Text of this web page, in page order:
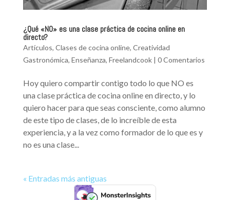
¿Qué «NO» es una clase práctica de cocina online en
directo?
Artículos, Clases de cocina online, Creatividad
Gastronómica, Enseñanza, Freelandcook| 0 Comentarios
Hoy quiero compartir contigo todo lo que NO es
una clase práctica de cocina online en directo, y lo
quiero hacer para que seas consciente, como alumno
de este tipo de clases, de lo increíble de esta
experiencia, y a la vez como formador de lo que es y
no es una clase...
« Entradas más antiguas